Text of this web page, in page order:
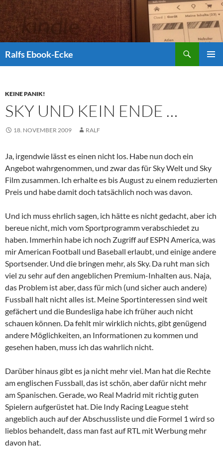
Ralfs Ebook-Ecke
KEINE PANIK!
SKY UND KEIN ENDE …
18. NOVEMBER 2009 RALF
Ja, irgendwie lässt es einen nicht los. Habe nun doch ein
Angebot wahrgenommen, und zwar das für Sky Welt und Sky
Film zusammen. Ich erhalte es bis August zu einem reduzierten
Preis und habe damit doch tatsächlich noch was davon.
Und ich muss ehrlich sagen, ich hätte es nicht gedacht, aber ich
bereue nicht, mich vom Sportprogramm verabschiedet zu
haben. Immerhin habe ich noch Zugriff auf ESPN America, was
mir American Football und Baseball erlaubt, und einige andere
Sportsender. Und die bringen mehr, als Sky. Da ruht man sich
viel zu sehr auf den angeblichen Premium-Inhalten aus. Naja,
das Problem ist aber, dass für mich (und sicher auch andere)
Fussball halt nicht alles ist. Meine Sportinteressen sind weit
gefächert und die Bundesliga habe ich früher auch nicht
schauen können. Da fehlt mir wirklich nichts, gibt genügend
andere Möglichkeiten, an Informationen zu kommen und
gesehen haben, muss ich das wahrlich nicht.
Darüber hinaus gibt es ja nicht mehr viel. Man hat die Rechte
am englischen Fussball, das ist schön, aber dafür nicht mehr
am Spanischen. Gerade, wo Real Madrid mit richtig guten
Spielern aufgerüstet hat. Die Indy Racing League steht
angeblich auch auf der Abschussliste und die Formel 1 wird so
lieblos behandelt, dass man fast auf RTL mit Werbung mehr
davon hat.